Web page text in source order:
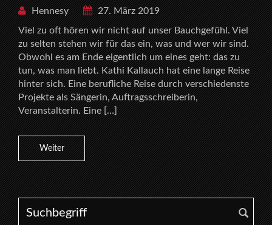
Hennesy
27. März 2019
Viel zu oft hören wir nicht auf unser Bauchgefühl. Viel
zu selten stehen wir für das ein, was und wer wir sind.
Obwohl es am Ende eigentlich um eines geht: das zu
tun, was man liebt. Kathi Kallauch hat eine lange Reise
hinter sich. Eine berufliche Reise durch verschiedenste
Projekte als Sängerin, Auftragsschreiberin,
Veranstalterin. Eine […]
Weiter
Search for: